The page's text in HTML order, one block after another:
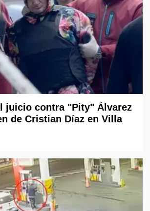
juicio contra "Pity" Álvarez
de Cristian Díaz en Villa